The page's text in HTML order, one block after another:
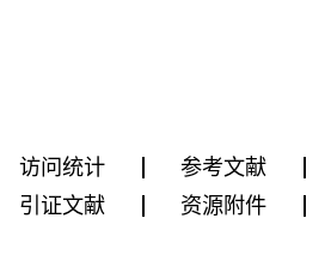
访问统计
参考文献
引证文献 资源附件